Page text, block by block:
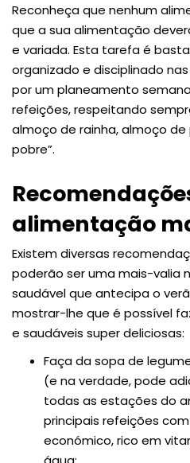
Reconheça que nenhum
que a sua alimentação
e variada. Esta tarefa é
organizado e disciplinado
por um planeamento
refeições, respeitando
almoço de rainha, almoço
pobre”.
alimentação
Existem diversas
poderão ser uma mais-valia
saudável que antecipa o
mostrar-lhe que é possível
e saudáveis super deliciosas:
Faça da sopa de
(e na verdade, pode
todas as estações do
principais refeições
económico, rico em